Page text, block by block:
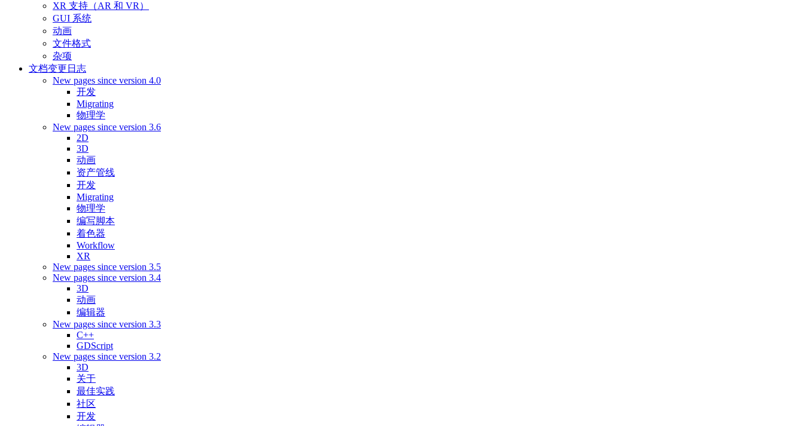
XR 支持（AR 和 VR）
GUI 系统
动画
文件格式
杂项
文档变更日志
New pages since version 4.0
开发
Migrating
物理学
New pages since version 3.6
2D
3D
动画
资产管线
开发
Migrating
物理学
编写脚本
着色器
Workflow
XR
New pages since version 3.5
New pages since version 3.4
3D
动画
编辑器
New pages since version 3.3
C++
GDScript
New pages since version 3.2
3D
关于
最佳实践
社区
开发